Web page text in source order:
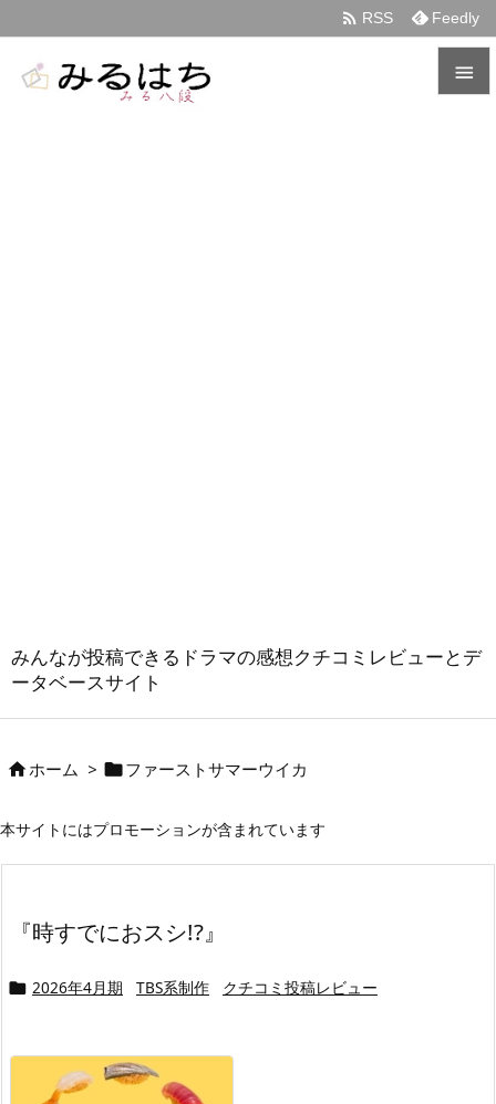
みんなが投稿できるドラマの感想クチコミレビューとデ
ータベースサイト

 RSS Feedly
ホーム > ファーストサマーウイカ
本サイトにはプロモーションが含まれています
『時すでにおスシ!?』
 2026年4月期 TBS系制作 クチコミ投稿レビュー